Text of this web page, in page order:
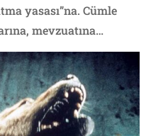
yasası”na. Cümle
mevzuatına…